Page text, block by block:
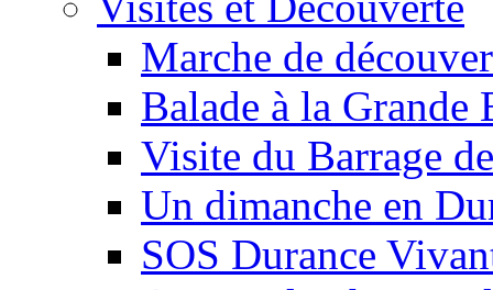
Marche de
Balade à la Grande
Visite du Barrage
Un dimanche en
SOS Durance